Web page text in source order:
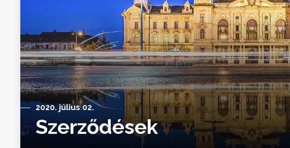
2020. július 02.
Szerződések